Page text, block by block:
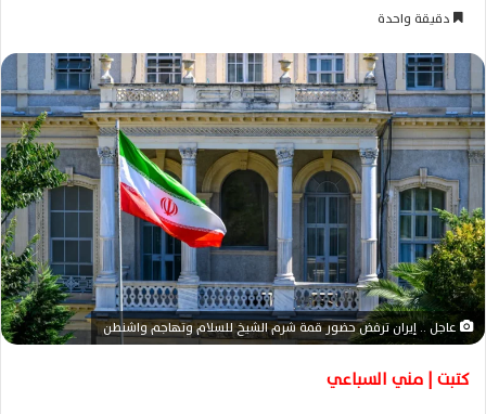
ب
ر
ي
د
ا
ل
ك
ت
ر
و
ن
دقيقة واحدة
عاجل .. إيران ترفض حضور قمة شرم الشيخ للسلام وتهاجم واشنطن
كتبت | مني السباعي